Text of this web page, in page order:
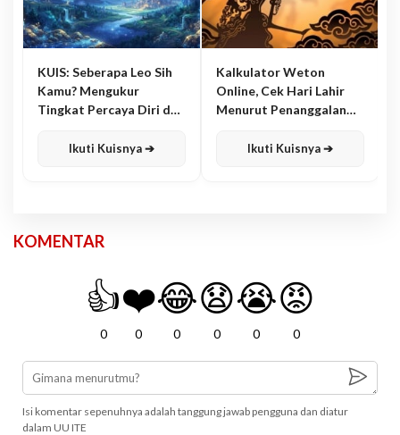
KUIS: Seberapa Leo Sih
Kamu? Mengukur
Tingkat Percaya Diri dan
Ikuti Kuisnya ➔
Kalkulator Weton
Online, Cek Hari Lahir
Menurut Penanggalan
Ikuti Kuisnya ➔
KOMENTAR
👍
0
❤️
0
😂
0
😧
0
😭
0
😡
0
Isi komentar sepenuhnya adalah tanggung jawab pengguna dan diatur
dalam UU ITE